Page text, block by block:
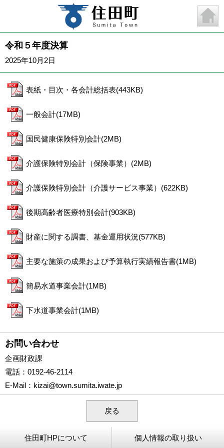
令和５年度決算
2025年10月2日
表紙・目次・各会計総括表(443KB)
一般会計(17MB)
国民健康保険特別会計(2MB)
介護保険特別会計（保険事業）(2MB)
介護保険特別会計（介護サービス事業）(622KB)
後期高齢者医療特別会計(903KB)
財産に関する調書、基金運用状況(577KB)
主要な施策の成果および予算執行実績報告書(1MB)
簡易水道事業会計(1MB)
下水道事業会計(1MB)
お問い合わせ
企画財政課
電話 ：0192-46-2114
E-Mail ： kizai@town.sumita.iwate.jp
戻る
住田町HPについて 個人情報の取り扱い